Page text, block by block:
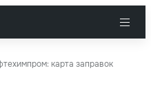
карта заправок